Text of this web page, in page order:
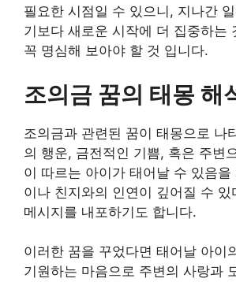
필요한 시점일 수 있으니, 지나간
기보다 새로운 시작에 더 집중하는
꼭 명심해 보아야 할 것 입니다.
조의금 꿈의 태몽 해
조의금과 관련된 꿈이 태몽으로 나
의 행운, 금전적인 기쁨, 혹은 주변
이 따르는 아이가 태어날 수 있음을
이나 친지와의 인연이 깊어질 수 있
메시지를 내포하기도 합니다.
이러한 꿈을 꾸었다면 태어날 아이
기원하는 마음으로 주변의 사랑과